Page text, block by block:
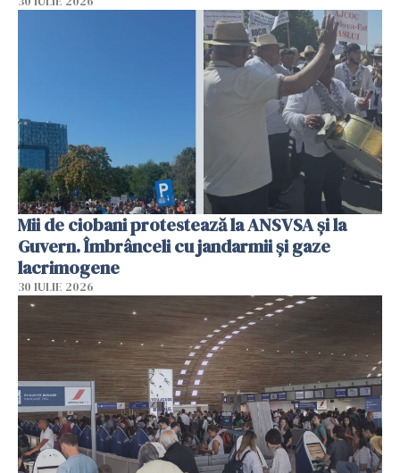
Mii de ciobani protestează la ANSVSA și la
Guvern. Îmbrânceli cu jandarmii și gaze
lacrimogene
30 IULIE 2026